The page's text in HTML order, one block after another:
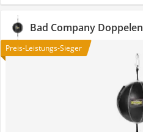
Bad Company
Preis-Leistungs-Sieger